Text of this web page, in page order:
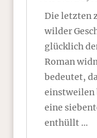
Die letzten
wilder
glücklich
Roman
bedeutet,
einstweilen
eine
enthüllt …